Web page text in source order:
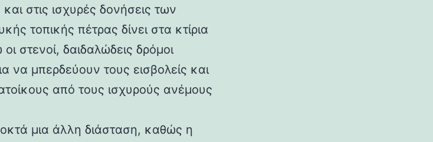
στις ισχυρές δονήσεις των
τοπικής πέτρας δίνει στα κτίρια
στενοί, δαιδαλώδεις δρόμοι
να μπερδεύουν τους εισβολείς και
από τους ισχυρούς ανέμους
μια άλλη διάσταση, καθώς η